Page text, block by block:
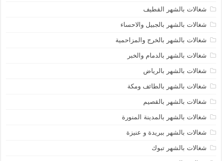
شغالات بالشهر القطيف
شغالات بالشهر بالجبيل والاحساء
شغالات بالشهر بالخرج والمزاحمية
شغالات بالشهر بالدمام والخبر
شغالات بالشهر بالرياض
شغالات بالشهر بالطائف ومكة
شغالات بالشهر بالقصيم
شغالات بالشهر بالمدينة المنورة
شغالات بالشهر ببريدة و عنيزة
شغالات بالشهر تبوك